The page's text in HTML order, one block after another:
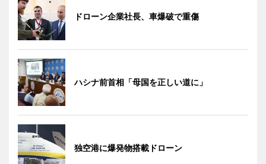
ドローン企業社長、車爆破で重傷
ハシナ前首相「母国を正しい道に」
独空港に爆発物搭載ドローン